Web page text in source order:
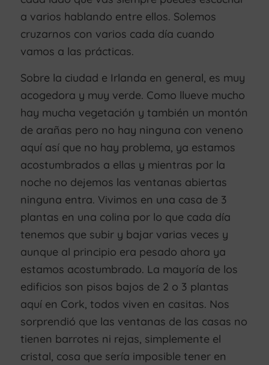
a varios hablando entre ellos. Solemos
cruzarnos con varios cada día cuando
vamos a las prácticas.
Sobre la ciudad e Irlanda en general, es muy
acogedora y muy verde. Como llueve mucho
hay mucha vegetación y también un montón
de arañas pero no hay ninguna con veneno
aquí así que no hay problema, ya estamos
acostumbrados a ellas y mientras por la
noche no dejemos las ventanas abiertas
ninguna entra. Vivimos en una casa de 3
plantas en una colina por lo que cada día
tenemos que subir y bajar varias veces y
aunque al principio era pesado ahora ya
estamos acostumbrado. La mayoría de los
edificios son pisos bajos de 2 o 3 plantas
aquí en Cork, todos viven en casitas. Nos
sorprendió que las ventanas de las casas no
tienen barrotes ni rejas, simplemente el
cristal, cosa que sería imposible tener en